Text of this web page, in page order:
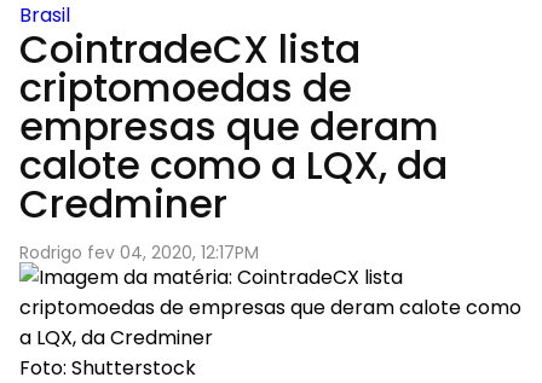
Brasil
CointradeCX lista
criptomoedas de
empresas que deram
calote como a LQX, da
Credminer
Rodrigo fev 04, 2020, 12:17PM
Foto: Shutterstock